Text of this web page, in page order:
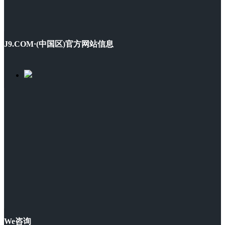
J9.COM·(中国区)官方网站信息
We咨询